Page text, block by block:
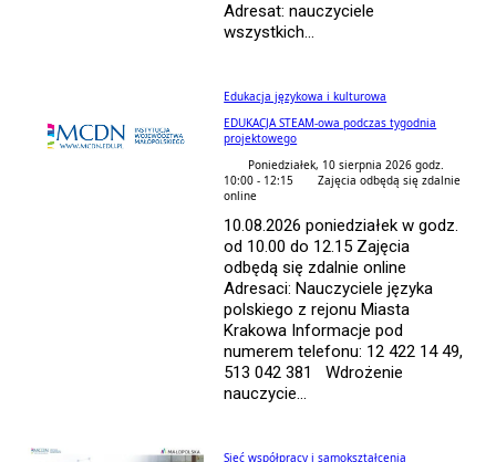
Adresat: nauczyciele
wszystkich...
Edukacja językowa i kulturowa
EDUKACJA STEAM-owa podczas tygodnia
projektowego
Poniedziałek, 10 sierpnia 2026 godz.
10:00 - 12:15
Zajęcia odbędą się zdalnie
online
10.08.2026 poniedziałek w godz.
od 10.00 do 12.15 Zajęcia
odbędą się zdalnie online
Adresaci: Nauczyciele języka
polskiego z rejonu Miasta
Krakowa Informacje pod
numerem telefonu: 12 422 14 49,
513 042 381 Wdrożenie
nauczycie...
Sieć współpracy i samokształcenia